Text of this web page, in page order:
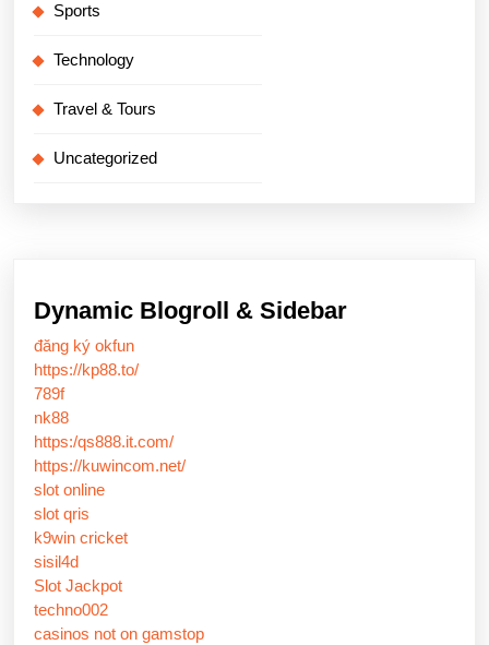
Sports
Technology
Travel & Tours
Uncategorized
Dynamic Blogroll & Sidebar
đăng ký okfun
https://kp88.to/
789f
nk88
https:/qs888.it.com/
https://kuwincom.net/
slot online
slot qris
k9win cricket
sisil4d
Slot Jackpot
techno002
casinos not on gamstop